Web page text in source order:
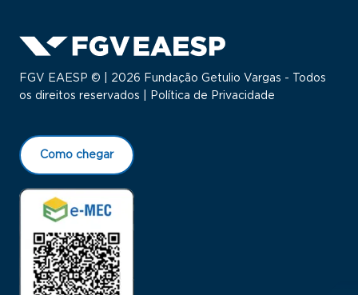
FGV EAESP © | 2026 Fundação Getulio Vargas - Todos
os direitos reservados |
Política de Privacidade
Como chegar